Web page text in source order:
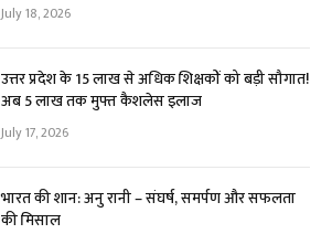
July 18, 2026
उत्तर प्रदेश के 15 लाख से अधिक शिक्षकों को बड़ी सौगात!
अब ₹5 लाख तक मुफ्त कैशलेस इलाज
July 17, 2026
भारत की शान: अनु रानी – संघर्ष, समर्पण और सफलता
की मिसाल